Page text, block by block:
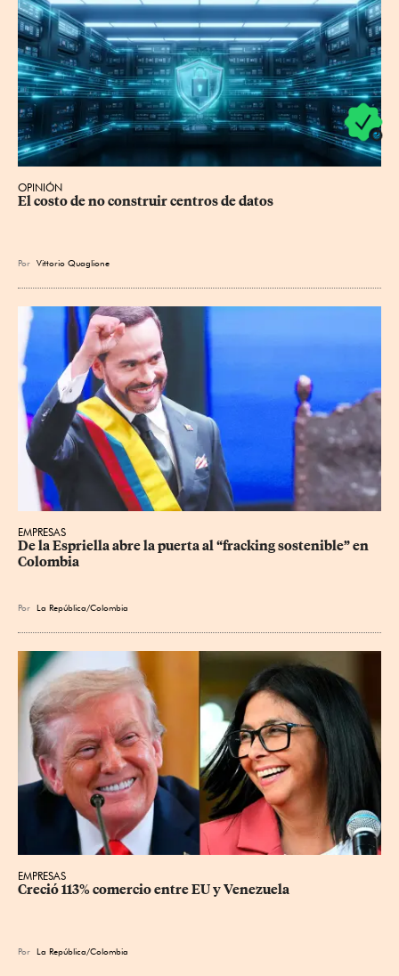
OPINIÓN
El costo de no construir centros de datos
Por Vittorio Quaglione
EMPRESAS
De la Espriella abre la puerta al “fracking sostenible” en
Colombia
Por La República/Colombia
EMPRESAS
Creció 113% comercio entre EU y Venezuela
Por La República/Colombia